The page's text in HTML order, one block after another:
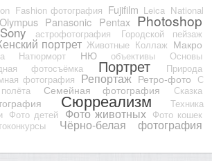
Fashion фотография Fujifilm Leica National
Olympus Panasonic Pentax Photoshop
Sony астрофотография Городской пейзаж
портрет Животные Коллаж Макро
Натюрморт НЮ объективы Основы
фотосъёмка Портрет
Природа
фотография Репортаж Ретро-фото С
Семейная фотография Сказка
Сюрреализм
Техника
Фото детей Фото животных Фото кошек
Чёрно-белая фотография